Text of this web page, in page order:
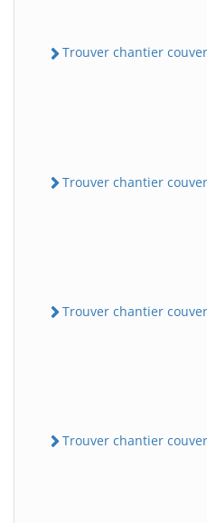
Trouver chantier
Trouver chantier
Trouver chantier
Trouver chantier